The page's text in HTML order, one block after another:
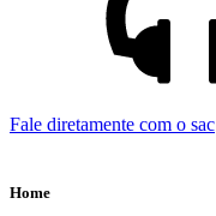
Fale diretamente com o sac
Home